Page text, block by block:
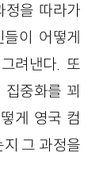
정을 따라가
이 어떻게
려낸다. 또
중화를 꾀
게 영국 컴
그 과정을